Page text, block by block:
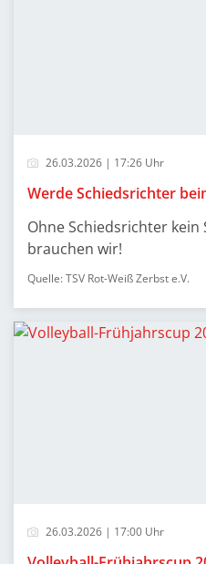
26.03.2026 | 17:26 Uhr
Werde Schiedsrichter
Ohne Schiedsrichter kein
brauchen wir!
Quelle: TSV Rot-Weiß Zerbst e.V.
26.03.2026 | 17:00 Uhr